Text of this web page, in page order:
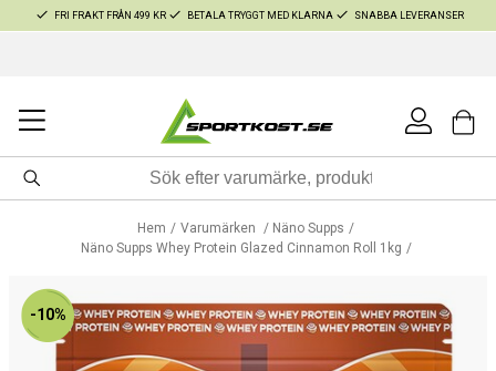
FRI FRAKT FRÅN 499 KR BETALA TRYGGT MED KLARNA SNABBA LEVERANSER
Hem Varumärken
Näno Supps
Näno Supps Whey Protein Glazed Cinnamon Roll 1kg
-10%